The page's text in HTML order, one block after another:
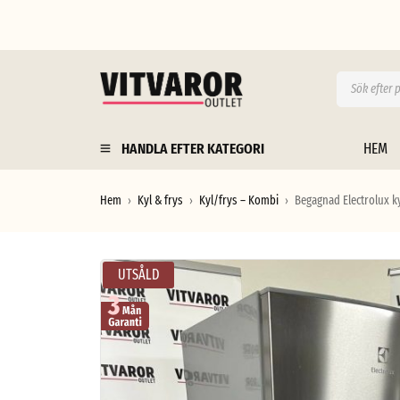
HANDLA EFTER KATEGORI HEM
Hem › Kyl & frys › Kyl/frys – Kombi › Begagnad
UTSÅLD